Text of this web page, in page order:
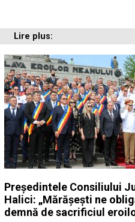
Lire plus:
Președintele Consiliului
Halici: „Mărășești ne
demnă de sacrificiul